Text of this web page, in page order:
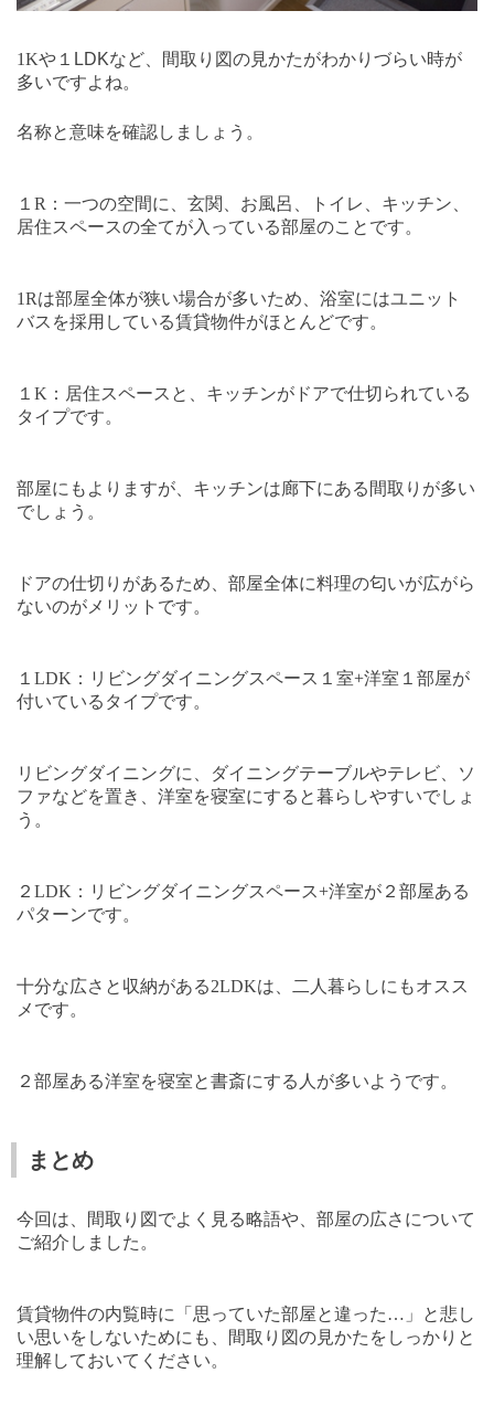
1Kや１ LDKなど、間取り図の見かたがわかりづらい時が
多いですよね。
名称と意味を確認しましょう。
１ R ：一つの空間に、玄関、お風呂、トイレ、キッチン、
居住スペースの全てが入っている部屋のことです。
1Rは部屋全体が狭い場合が多いため、浴室にはユニット
バスを採用している賃貸物件がほとんどです。
１ K ：居住スペースと、キッチンがドアで仕切られている
タイプです。
部屋にもよりますが、キッチンは廊下にある間取りが多い
でしょう。
ドアの仕切りがあるため、部屋全体に料理の匂いが広がら
ないのがメリットです。
１ LDK ：リビングダイニングスペース１室+洋室１部屋が
付いているタイプです。
リビングダイニングに、ダイニングテーブルやテレビ、ソ
ファなどを置き、洋室を寝室にすると暮らしやすいでしょ
う。
２ LDK ：リビングダイニングスペース+洋室が２部屋ある
パターンです。
十分な広さと収納がある2LDKは、二人暮らしにもオスス
メです。
２部屋ある洋室を寝室と書斎にする人が多いようです。
まとめ
今回は、間取り図でよく見る略語や、部屋の広さについて
ご紹介しました。
賃貸物件の内覧時に「思っていた部屋と違った…」と悲し
い思いをしないためにも、間取り図の見かたをしっかりと
理解しておいてください。